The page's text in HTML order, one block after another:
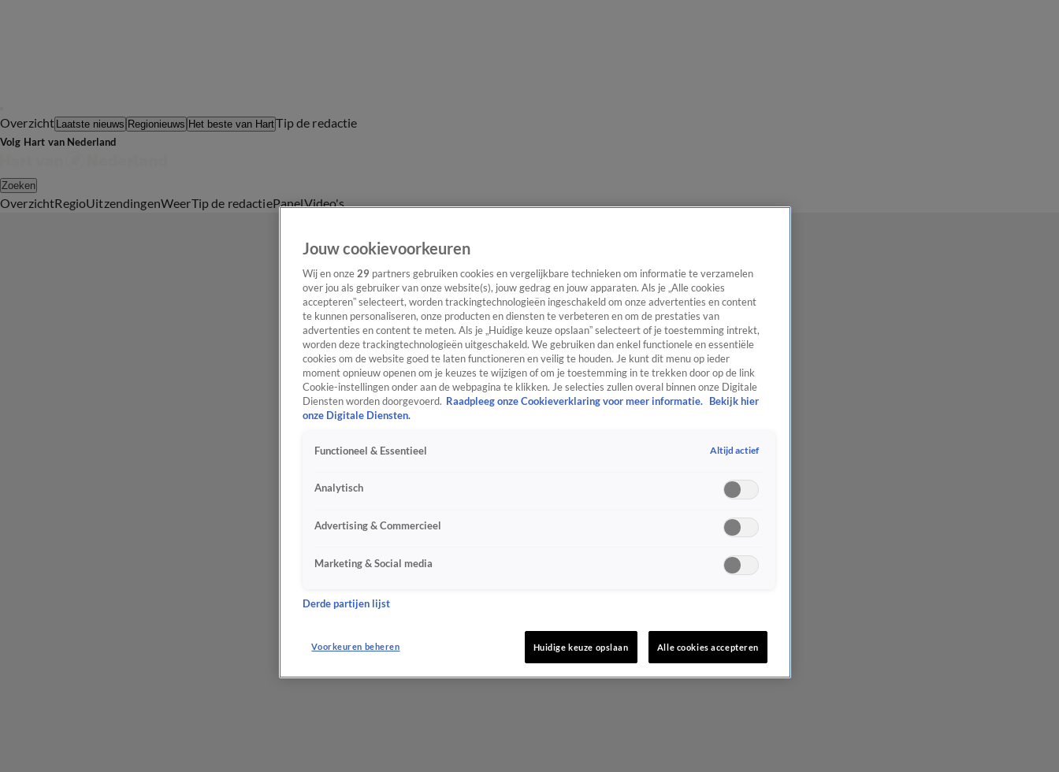
Overzicht Laatste nieuws Regionieuws Het beste van HartTip de redactie
Volg Hart van Nederland
Zoeken
OverzichtRegioUitzendingenWeerTip de redactiePanelVideo's
Jouw cookievoorkeuren
Wij en onze 29 partners gebruiken cookies en vergelijkbare technieken om informatie te verzamelen
over jou als gebruiker van onze website(s), jouw gedrag en jouw apparaten. Als je „Alle cookies
accepteren” selecteert, worden trackingtechnologieën ingeschakeld om onze advertenties en content
te kunnen personaliseren, onze producten en diensten te verbeteren en om de prestaties van
advertenties en content te meten. Als je „Huidige keuze opslaan” selecteert of je toestemming intrekt,
worden deze trackingtechnologieën uitgeschakeld. We gebruiken dan enkel functionele en essentiële
cookies om de website goed te laten functioneren en veilig te houden. Je kunt dit menu op ieder
moment opnieuw openen om je keuzes te wijzigen of om je toestemming in te trekken door op de link
Cookie-instellingen onder aan de webpagina te klikken. Je selecties zullen overal binnen onze Digitale
Diensten worden doorgevoerd. Raadpleeg onze Cookieverklaring voor meer informatie.
Bekijk hier
onze Digitale Diensten.
Functioneel & Essentieel Altijd actief
Analytisch
Advertising & Commercieel
Marketing & Social media
Derde partijen lijst
Voorkeuren beheren Huidige keuze opslaan Alle cookies accepteren